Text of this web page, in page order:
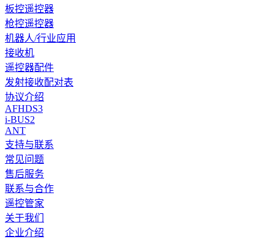
板控遥控器
枪控遥控器
机器人/行业应用
接收机
遥控器配件
发射接收配对表
协议介绍
AFHDS3
i-BUS2
ANT
支持与联系
常见问题
售后服务
联系与合作
遥控管家
关于我们
企业介绍